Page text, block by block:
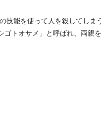
技能を使って人を殺してし
ゴトオサメ」と呼ばれ、両親